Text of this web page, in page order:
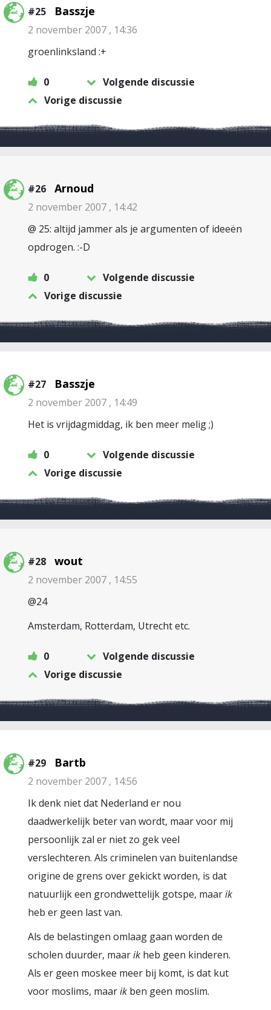
#25 Basszje
2 november 2007 , 14:36
groenlinksland :+
0
Volgende discussie
Vorige discussie
#26 Arnoud
2 november 2007 , 14:42
@ 25: altijd jammer als je argumenten of ideeën
opdrogen. :-D
0
Volgende discussie
Vorige discussie
#27 Basszje
2 november 2007 , 14:49
Het is vrijdagmiddag, ik ben meer melig ;)
0
Volgende discussie
Vorige discussie
#28 wout
2 november 2007 , 14:55
@24
Amsterdam, Rotterdam, Utrecht etc.
0
Volgende discussie
Vorige discussie
#29 Bartb
2 november 2007 , 14:56
Ik denk niet dat Nederland er nou
daadwerkelijk beter van wordt, maar voor mij
persoonlijk zal er niet zo gek veel
verslechteren. Als criminelen van buitenlandse
origine de grens over gekickt worden, is dat
natuurlijk een grondwettelijk gotspe, maarik
heb er geen last van.
Als de belastingen omlaag gaan worden de
scholen duurder, maarik heb geen kinderen.
Als er geen moskee meer bij komt, is dat kut
voor moslims, maarik ben geen moslim.